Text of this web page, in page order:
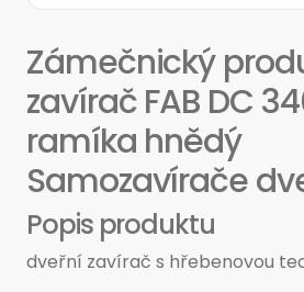
Zámečnický
zavírač FAB DC
ramíka hnědý
Samozavírače
Popis produktu
dveřní zavírač s hřebenovou